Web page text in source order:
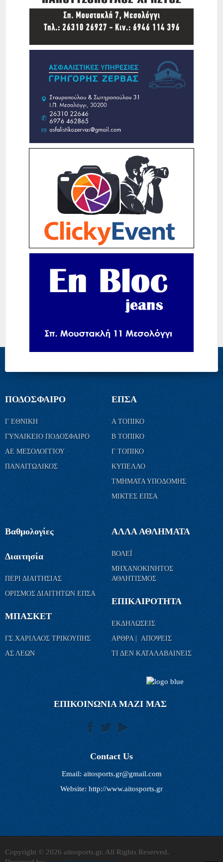
ΠΟΔΟΣΦΑΙΡΟ
Γ ΕΘΝΙΚΗ
ΓΥΝΑΙΚΕΙΟ ΠΟΔΟΣΦΑΙΡΟ
ΑΕ ΜΕΣΟΛΟΓΓΙΟΥ
ΠΑΝΑΙΤΩΛΙΚΟΣ
ΕΠΣΑ
Α ΤΟΠΙΚΟ
Β ΤΟΠΙΚΟ
Γ ΤΟΠΙΚΟ
ΚΥΠΕΛΛΟ
ΤΜΗΜΑΤΑ ΥΠΟΔΟΜΗΣ
ΜΙΚΤΕΣ ΕΠΣΑ
Βαθμολογίες
Διαιτησία
ΠΕΡΙ ΔΙΑΙΤΗΣΙΑΣ
ΟΡΙΣΜΟΣ ΔΙΑΙΤΗΤΩΝ ΕΠΣΑ
ΜΠΑΣΚΕΤ
ΓΣ ΧΑΡΙΛΑΟΣ ΤΡΙΚΟΥΠΗΣ
ΑΣ ΛΕΩΝ
ΑΛΛΑ ΑΘΛΗΜΑΤΑ
ΒΟΛΕΪ
ΜΗΧΑΝΟΚΙΝΗΤΟΣ
ΑΘΛΗΤΙΣΜΟΣ
ΕΠΙΚΑΙΡΟΤΗΤΑ
ΕΚΔΗΛΩΣΕΙΣ
ΑΡΘΡΑ | ΑΠΟΨΕΙΣ
ΤΙ ΔΕΝ ΚΑΤΑΛΑΒΑΙΝΕΙΣ
ΕΠΙΚΟΙΝΩΝΙΑ ΜΑΖΙ ΜΑΣ
Contact Us
Email: aitosports.gr@gmail.com
Website: http://www.aitosports.gr
Copyright © 2026 aitosports.gr. All Rights Reserved.